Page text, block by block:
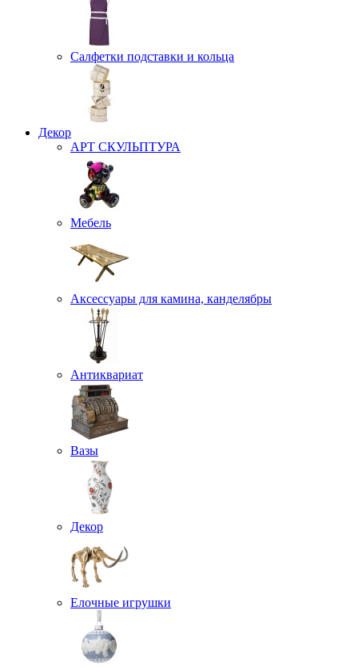
Салфетки подставки и кольца
Декор
АРТ СКУЛЬПТУРА
Мебель
Аксессуары для камина, канделябры
Антиквариат
Вазы
Декор
Елочные игрушки